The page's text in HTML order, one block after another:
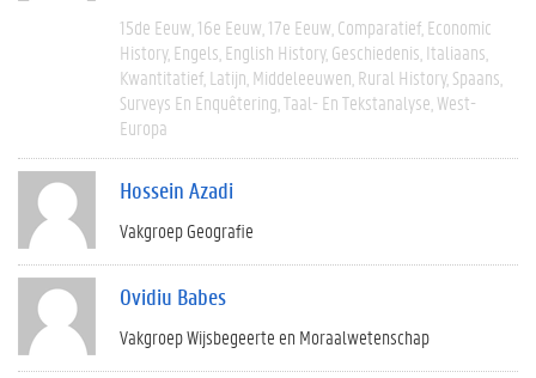
15de Eeuw 16e Eeuw 17e Eeuw Comparatief Economic
History Engels English History Geschiedenis Italiaans
Kwantitatief Latijn Middeleeuwen Rural History Spaans
Surveys En Enquêtering Taal- En Tekstanalyse West-
Europa
Hossein Azadi
Vakgroep Geografie
Ovidiu Babes
Vakgroep Wijsbegeerte en Moraalwetenschap